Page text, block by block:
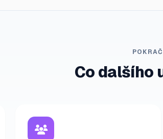
Co dalšího